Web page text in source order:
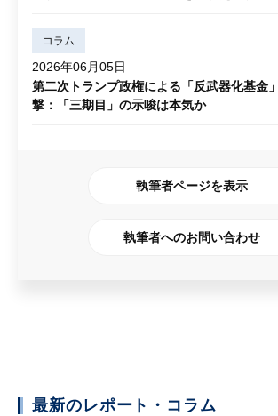
コラム
2026年06月05日
第二次トランプ政権による「反武器化基金
撃：「三期目」の示唆は本気か
執筆者ページを表示
執筆者へのお問い合わせ
最新のレポート・コラム